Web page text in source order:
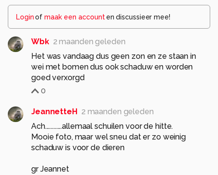
Loginof maak een account en discussieer mee!
Wbk 2 maanden geleden
Het was vandaag dus geen zon en ze staan in
wei met bomen dus ook schaduw en worden
goed verxorgd
0
JeannetteH
2 maanden geleden
Ach............allemaal schuilen voor de hitte.
Mooie foto, maar wel sneu dat er zo weinig
schaduw is voor de dieren
gr Jeannet